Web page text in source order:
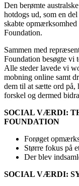
Den berømte
hotdogs ud, som en
skabte
Foundation.
Sammen med
Foundation besøgte vi
Alle steder lavede vi
mobning online samt
dem til at sætte ord på,
forskel og dermed
SOCIAL VÆRDI:
FOUNDATION
Forøget
Større fokus på
Der blev
SOCIAL VÆRDI: